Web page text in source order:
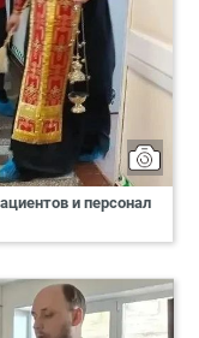
и персонал